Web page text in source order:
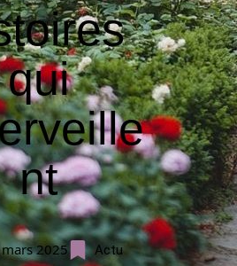
qui
nt
2025 Actu